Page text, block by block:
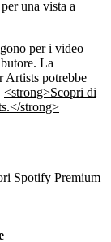
una vista a
per i video
La
Artists potrebbe
<strong>Scopri di
strong>
Spotify Premium